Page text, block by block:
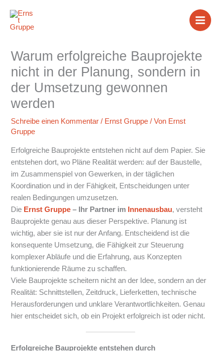
Inhalt
springen
Warum erfolgreiche Bauprojekte
nicht in der Planung, sondern in
der Umsetzung gewonnen
werden
Schreibe einen Kommentar / Ernst Gruppe / Von Ernst
Gruppe
Erfolgreiche Bauprojekte entstehen nicht auf dem Papier. Sie
entstehen dort, wo Pläne Realität werden: auf der Baustelle,
im Zusammenspiel von Gewerken, in der täglichen
Koordination und in der Fähigkeit, Entscheidungen unter
realen Bedingungen umzusetzen.
Die Ernst Gruppe – Ihr Partner im Innenausbau, versteht
Bauprojekte genau aus dieser Perspektive. Planung ist
wichtig, aber sie ist nur der Anfang. Entscheidend ist die
konsequente Umsetzung, die Fähigkeit zur Steuerung
komplexer Abläufe und die Erfahrung, aus Konzepten
funktionierende Räume zu schaffen.
Viele Bauprojekte scheitern nicht an der Idee, sondern an der
Realität: Schnittstellen, Zeitdruck, Lieferketten, technische
Herausforderungen und unklare Verantwortlichkeiten. Genau
hier entscheidet sich, ob ein Projekt erfolgreich ist oder nicht.
Erfolgreiche Bauprojekte entstehen durch